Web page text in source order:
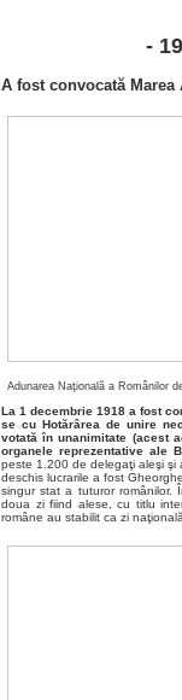
-
A fost convocată
Adunarea Naţională a Românilor
La1 decembrie 1918 a fost
se cu Hotărârea de unire
votată în unanimitate (acest
organele reprezentative ale
peste 1.200 de delegaţi aleşi şi
deschis lucrarile a fost
singur stat a tuturor românilor.
doua zi fiind alese, cu titlu
române au stabilit ca zi